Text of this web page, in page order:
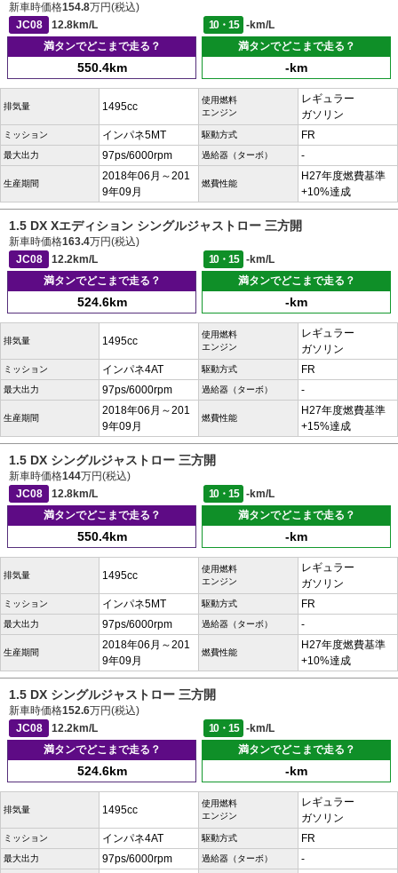
新車時価格154.8万円(税込)
JC08
12.8km/L 10・15
-km/L
満タンでどこまで走る？
550.4km
満タンでどこまで走る？
-km
排気量 1495cc
使用燃料
エンジン
レギュラー
ガソリン
ミッション インパネ5MT 駆動方式 FR
最大出力 97ps/6000rpm 過給器（ターボ） -
生産期間
2018年06月～201
9年09月
燃費性能
H27年度燃費基準
+10%達成
1.5 DX Xエディション シングルジャストロー 三方開
新車時価格163.4万円(税込)
JC08
12.2km/L 10・15
-km/L
満タンでどこまで走る？
524.6km
満タンでどこまで走る？
-km
排気量 1495cc
使用燃料
エンジン
レギュラー
ガソリン
ミッション インパネ4AT 駆動方式 FR
最大出力 97ps/6000rpm 過給器（ターボ） -
生産期間
2018年06月～201
9年09月
燃費性能
H27年度燃費基準
+15%達成
1.5 DX シングルジャストロー 三方開
新車時価格144万円(税込)
JC08
12.8km/L 10・15
-km/L
満タンでどこまで走る？
550.4km
満タンでどこまで走る？
-km
排気量 1495cc
使用燃料
エンジン
レギュラー
ガソリン
ミッション インパネ5MT 駆動方式 FR
最大出力 97ps/6000rpm 過給器（ターボ） -
生産期間
2018年06月～201
9年09月
燃費性能
H27年度燃費基準
+10%達成
1.5 DX シングルジャストロー 三方開
新車時価格152.6万円(税込)
JC08
12.2km/L 10・15
-km/L
満タンでどこまで走る？
524.6km
満タンでどこまで走る？
-km
排気量 1495cc
使用燃料
エンジン
レギュラー
ガソリン
ミッション インパネ4AT 駆動方式 FR
最大出力 97ps/6000rpm 過給器（ターボ） -